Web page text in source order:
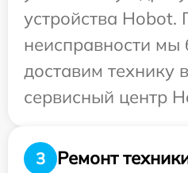
устройства Hobot.
неисправности мы
доставим технику
сервисный центр
3
Ремонт